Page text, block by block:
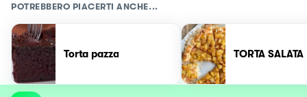
POTREBBERO PIACERTI ANCHE...
Torta pazza TORTA SALATA